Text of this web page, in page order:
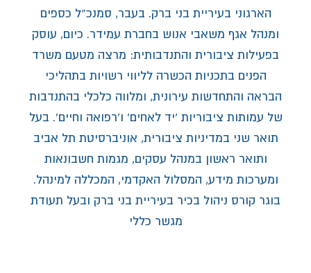
הארגוני בעיריית בני ברק. בעבר, סמנכ”ל כספים
ומנהל אגף משאבי אנוש בחברת עמידר. כיום, עוסק
בפעילות ציבורית והתנדבותית: מרצה מטעם משרד
הפנים בתכניות הכשרה לליווי רשויות בתהליכי
הבראה והתחדשות עירונית, ומלווה כלכלי בהתנדבות
של עמותות ציבוריות ‘יד לאחים’ ו’רפואה וחיים’. בעל
תואר שני במדיניות ציבורית, אוניברסיטת תל אביב
ותואר ראשון במנהל עסקים, מגמות חשבונאות
ומערכות מידע, המסלול האקדמי, המכללה למינהל.
בוגר קורס ניהול בכיר בעיריית בני ברק ובעל תעודת
מגשר כללי